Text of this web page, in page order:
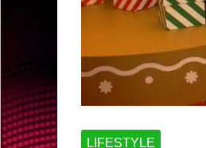
LIFESTYLE